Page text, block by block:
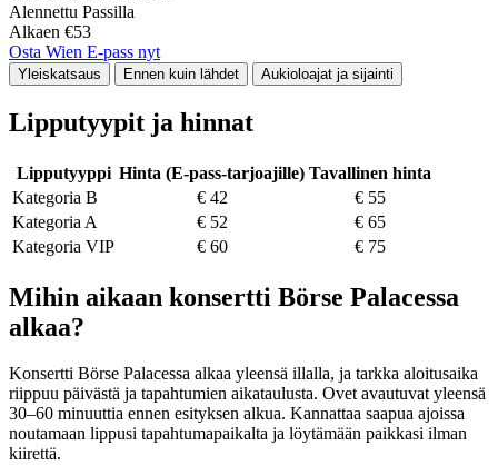
Alennettu Passilla
Alkaen €53
Osta Wien E-pass nyt
Yleiskatsaus Ennen kuin lähdet Aukioloajat ja sijainti
Lipputyypit ja hinnat
Lipputyyppi Hinta (E-pass-tarjoajille) Tavallinen hinta
Kategoria B
€ 42
€ 55
Kategoria A
€ 52
€ 65
Kategoria VIP
€ 60 € 75
Mihin aikaan konsertti Börse Palacessa
alkaa?
Konsertti Börse Palacessa alkaa yleensä illalla, ja tarkka aloitusaika
riippuu päivästä ja tapahtumien aikataulusta. Ovet avautuvat yleensä
30–60 minuuttia ennen esityksen alkua. Kannattaa saapua ajoissa
noutamaan lippusi tapahtumapaikalta ja löytämään paikkasi ilman
kiirettä.